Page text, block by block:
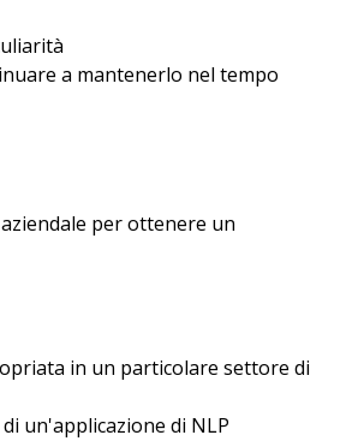
a mantenerlo nel tempo
per ottenere un
in un particolare settore di
un'applicazione di NLP